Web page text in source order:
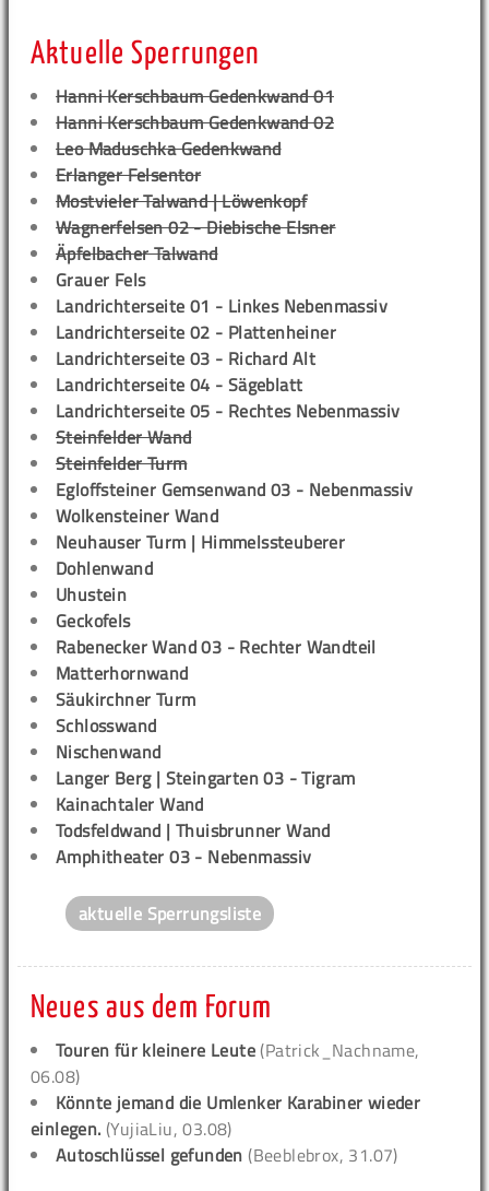
Aktuelle Sperrungen
Hanni Kerschbaum Gedenkwand 01
Hanni Kerschbaum Gedenkwand 02
Leo Maduschka Gedenkwand
Erlanger Felsentor
Mostvieler Talwand | Löwenkopf
Wagnerfelsen 02 - Diebische Elsner
Äpfelbacher Talwand
Grauer Fels
Landrichterseite 01 - Linkes Nebenmassiv
Landrichterseite 02 - Plattenheiner
Landrichterseite 03 - Richard Alt
Landrichterseite 04 - Sägeblatt
Landrichterseite 05 - Rechtes Nebenmassiv
Steinfelder Wand
Steinfelder Turm
Egloffsteiner Gemsenwand 03 - Nebenmassiv
Wolkensteiner Wand
Neuhauser Turm | Himmelssteuberer
Dohlenwand
Uhustein
Geckofels
Rabenecker Wand 03 - Rechter Wandteil
Matterhornwand
Säukirchner Turm
Schlosswand
Nischenwand
Langer Berg | Steingarten 03 - Tigram
Kainachtaler Wand
Todsfeldwand | Thuisbrunner Wand
Amphitheater 03 - Nebenmassiv
aktuelle Sperrungsliste
Neues aus dem Forum
Touren für kleinere Leute (Patrick_Nachname,
06.08)
Könnte jemand die Umlenker Karabiner wieder
einlegen. (YujiaLiu, 03.08)
Autoschlüssel gefunden (Beeblebrox, 31.07)